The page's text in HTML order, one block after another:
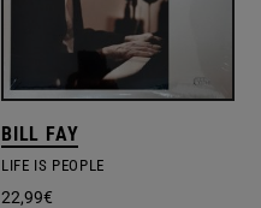
BILL FAY
LIFE IS PEOPLE
22,99€